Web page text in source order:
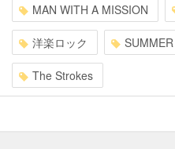
MAN WITH A MISSION
洋楽ロック
The Strokes